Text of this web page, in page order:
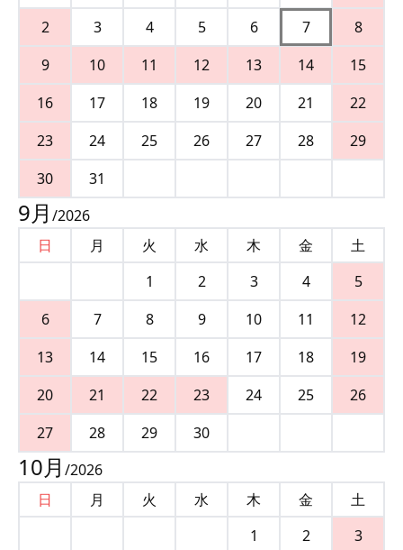
2
3 4 5 6 7
8
9
10 11 12 13 14
15
16
17 18 19 20 21
22
23
24 25 26 27 28
29
30
31
9月 /2026
日
月 火 水 木 金
土
1
2 3 4
5
6
7 8 9 10 11
12
13
14 15 16 17 18
19
20
21 22 23 24 25
26
27
28 29 30
10月 /2026
日
月 火 水 木 金
土
1
2
3